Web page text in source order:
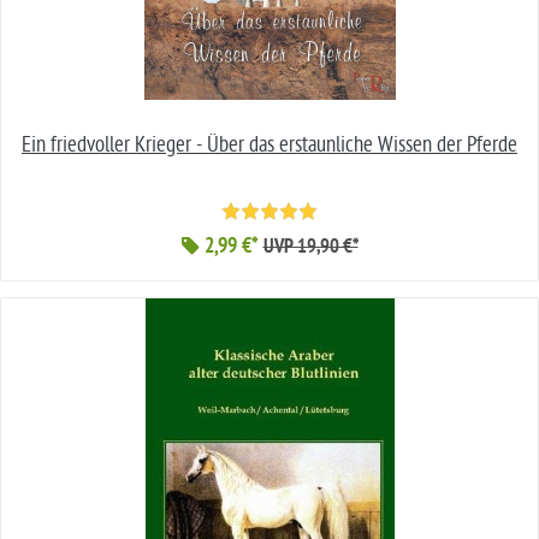
Ein friedvoller Krieger - Über das erstaunliche Wissen der Pferde
2,99 €* UVP 19,90 €*